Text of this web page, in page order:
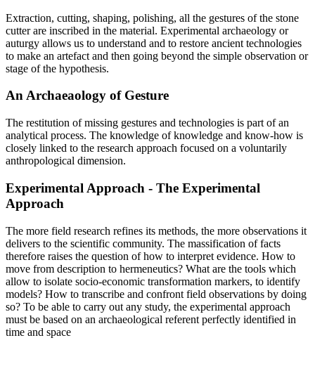
Extraction, cutting, shaping, polishing, all the gestures of the stone
cutter are inscribed in the material. Experimental archaeology or
auturgy allows us to understand and to restore ancient technologies
to make an artefact and then going beyond the simple observation or
stage of the hypothesis.
An Archaeaology of Gesture
The restitution of missing gestures and technologies is part of an
analytical process. The knowledge of knowledge and know-how is
closely linked to the research approach focused on a voluntarily
anthropological dimension.
Experimental Approach - The Experimental
Approach
The more field research refines its methods, the more observations it
delivers to the scientific community. The massification of facts
therefore raises the question of how to interpret evidence. How to
move from description to hermeneutics? What are the tools which
allow to isolate socio-economic transformation markers, to identify
models? How to transcribe and confront field observations by doing
so? To be able to carry out any study, the experimental approach
must be based on an archaeological referent perfectly identified in
time and space